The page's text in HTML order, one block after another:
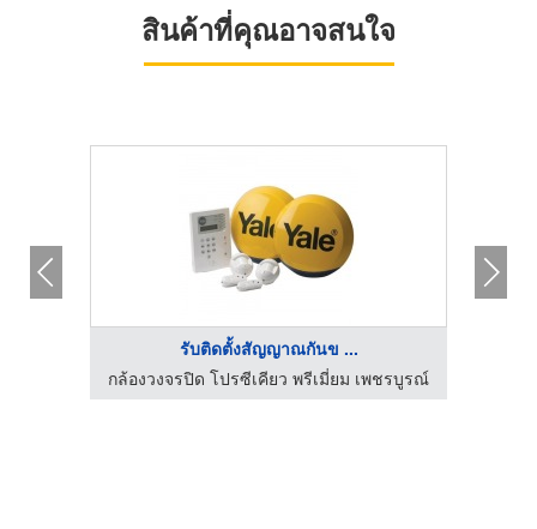
สินค้าที่คุณอาจสนใจ
รับติดตั้งสัญญาณกันข ...
กล้องวงจรปิด โปรซีเคียว พรีเมี่ยม เพชรบูรณ์